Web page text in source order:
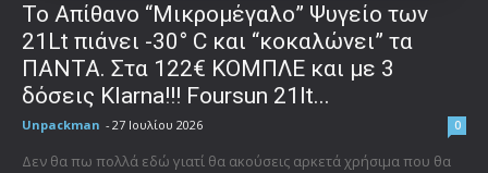
Το Απίθανο “Μικρομέγαλο” Ψυγείο των
21Lt πιάνει -30° C και “κοκαλώνει” τα
ΠΑΝΤΑ. Στα 122€ ΚΟΜΠΛΕ και με 3
δόσεις Klarna!!! Foursun 21lt...
Unpackman - 27 Ιουλίου 2026 0
Δεν θα πω πολλά εδώ γιατί θα ακούσεις αρκετά χρήσιμα που θα